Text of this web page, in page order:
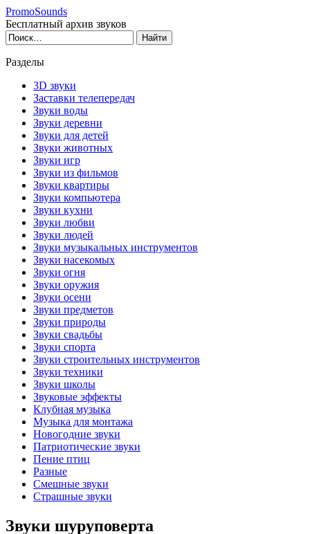
PromoSounds
Бесплатный архив звуков
Разделы
3D звуки
Заставки телепередач
Звуки воды
Звуки деревни
Звуки для детей
Звуки животных
Звуки игр
Звуки из фильмов
Звуки квартиры
Звуки компьютера
Звуки кухни
Звуки любви
Звуки людей
Звуки музыкальных инструментов
Звуки насекомых
Звуки огня
Звуки оружия
Звуки осени
Звуки предметов
Звуки природы
Звуки свадьбы
Звуки спорта
Звуки строительных инструментов
Звуки техники
Звуки школы
Звуковые эффекты
Клубная музыка
Музыка для монтажа
Новогодние звуки
Патриотические звуки
Пение птиц
Разные
Смешные звуки
Страшные звуки
Звуки шуруповерта